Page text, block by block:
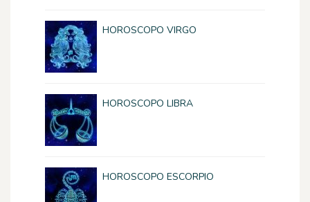
HOROSCOPO VIRGO
HOROSCOPO LIBRA
HOROSCOPO ESCORPIO